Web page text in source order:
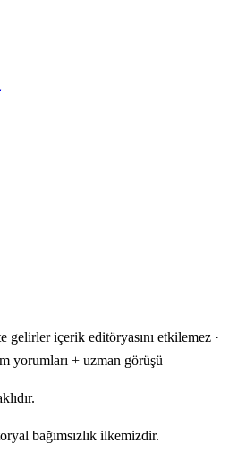
gelirler içerik editöryasını etkilemez ·
yorumları + uzman görüşü
bağımsızlık ilkemizdir.